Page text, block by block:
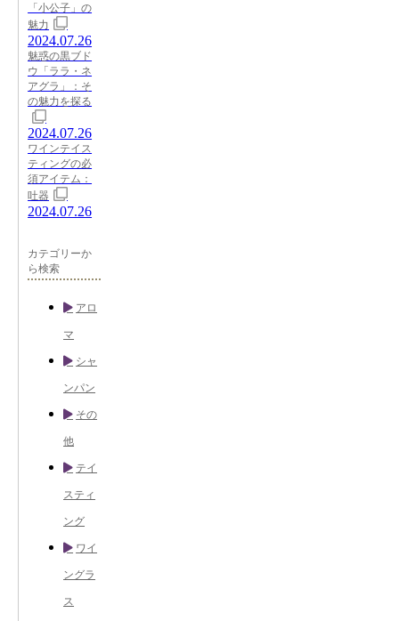
「小公子」の
魅力
2024.07.26
魅惑の黒ブド
ウ「ララ・ネ
アグラ」：そ
の魅力を探る
2024.07.26
ワインテイス
ティングの必
須アイテム：
吐器
2024.07.26
カテゴリーか
ら検索
アロ
マ
シャ
ンパン
その
他
テイ
スティ
ング
ワイ
ングラ
ス